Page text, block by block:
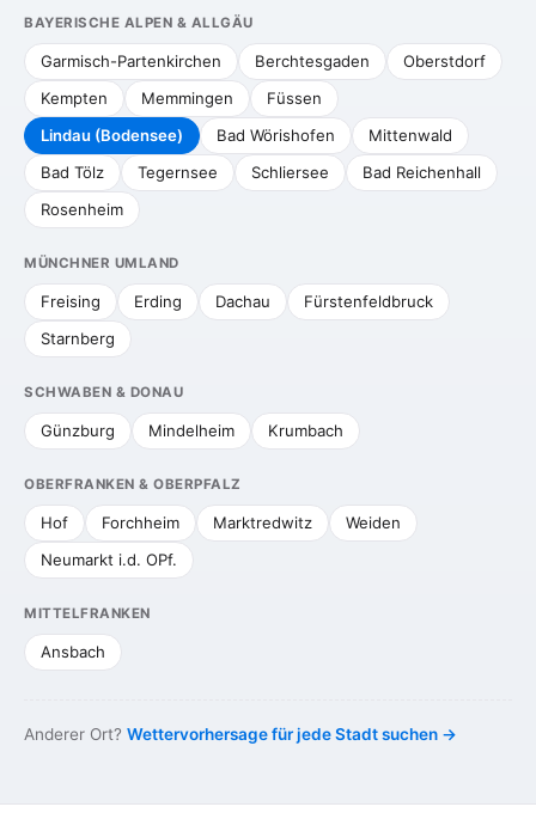
BAYERISCHE ALPEN & ALLGÄU
Garmisch-Partenkirchen Berchtesgaden
Oberstdorf
Kempten
Memmingen
Füssen
Lindau (Bodensee)
Bad Wörishofen
Mittenwald
Bad Tölz
Tegernsee Schliersee
Bad Reichenhall
Rosenheim
MÜNCHNER UMLAND
Freising Erding Dachau
Fürstenfeldbruck
Starnberg
SCHWABEN & DONAU
Günzburg Mindelheim Krumbach
OBERFRANKEN & OBERPFALZ
Hof Forchheim Marktredwitz
Weiden
Neumarkt i.d. OPf.
MITTELFRANKEN
Ansbach
Anderer Ort? Wettervorhersage für jede Stadt suchen →